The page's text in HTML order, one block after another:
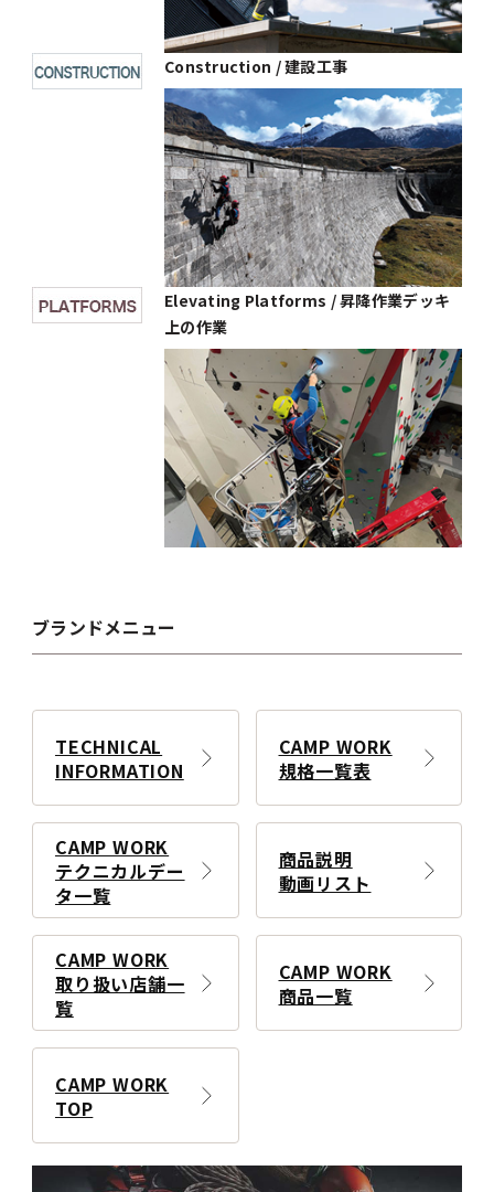
Construction / 建設工事
Elevating Platforms / 昇降作業デッキ
上の作業
ブランドメニュー
TECHNICAL
INFORMATION
CAMP WORK
規格一覧表
CAMP WORK
テクニカルデー
タ一覧
商品説明
動画リスト
CAMP WORK
取り扱い店舗一
覧
CAMP WORK
商品一覧
CAMP WORK
TOP